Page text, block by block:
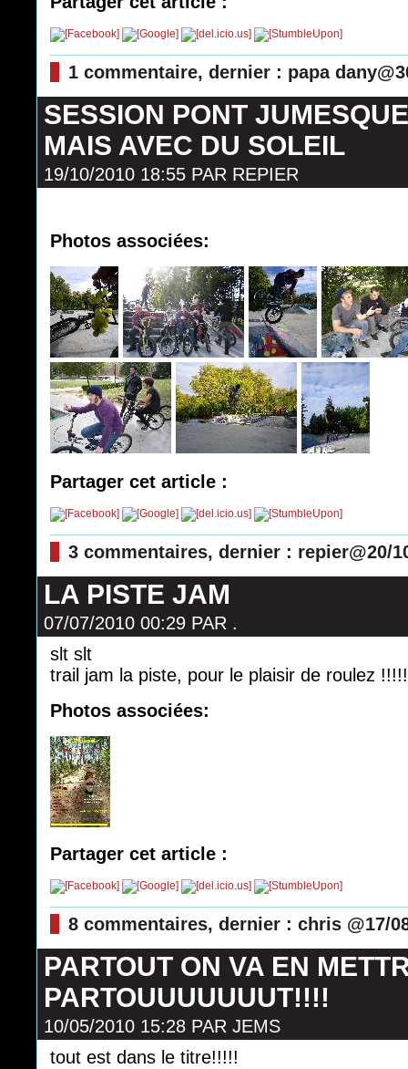
1 commentaire, dernier : papa
SESSION PONT
MAIS AVEC DU SOLEIL
19/10/2010 18:55 PAR REPIER
Photos associées:
Partager cet article :
3 commentaires, dernier : repier@20/
LA PISTE JAM
07/07/2010 00:29 PAR .
slt slt
trail jam la piste, pour le plaisir de roulez !!!!!
Photos associées:
Partager cet article :
8 commentaires, dernier : chris @17/
PARTOUT ON VA EN
PARTOUUUUUUUT!!!!
10/05/2010 15:28 PAR JEMS
tout est dans le titre!!!!!